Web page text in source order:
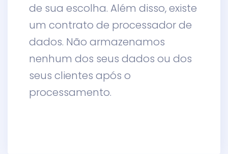
de sua escolha. Além disso, existe
um contrato de processador de
dados. Não armazenamos
nenhum dos seus dados ou dos
seus clientes após o
processamento.